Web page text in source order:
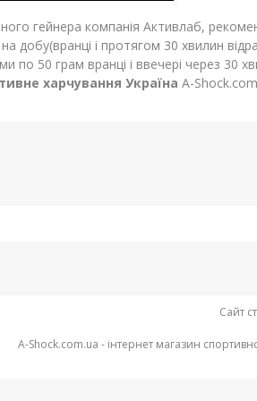
гейнера компанія Активлаб,
добу(вранці і протягом 30 хвилин
50 грам вранці і ввечері через 30
харчування Україна A-
Сайт